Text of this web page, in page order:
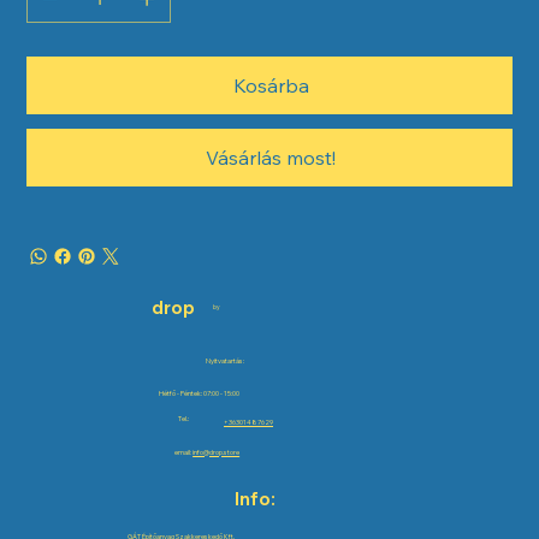
Kosárba
Vásárlás most!
drop by
Info:
GÁT Építőanyag Szakkereskedő Kft.
Nyitvatartás:
Tel.:
email:info@drop.store
+36301487629
Hétfő - Péntek: 07:00 - 15:00